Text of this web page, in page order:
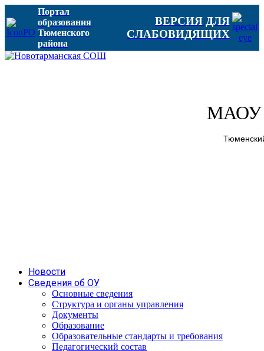
Портал
образования
Тюменского
района
ВЕРСИЯ ДЛЯ
СЛАБОВИДЯЩИХ
МАОУ
Новости
Сведения об ОУ
Основные сведения
Структура и органы управления
Документы
Образование
Образовательные стандарты и требования
Педагогический состав